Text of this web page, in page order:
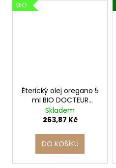
BIO
Éterický olej oregano 5
ml BIO DOCTEUR
VALNET
Skladem
263,87 Kč
DO KOŠÍKU